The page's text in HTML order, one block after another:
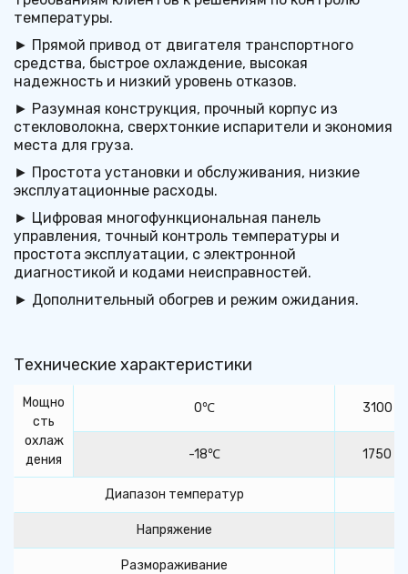
температуры.
► Прямой привод от двигателя транспортного
средства, быстрое охлаждение, высокая
надежность и низкий уровень отказов.
► Разумная конструкция, прочный корпус из
стекловолокна, сверхтонкие испарители и экономия
места для груза.
► Простота установки и обслуживания, низкие
эксплуатационные расходы.
► Цифровая многофункциональная панель
управления, точный контроль температуры и
простота эксплуатации, с электронной
диагностикой и кодами неисправностей.
► Дополнительный обогрев и режим ожидания.
Технические характеристики
Мощно
сть
охлаж
дения
0℃ 3100
-18℃ 1750
Диапазон температур
Напряжение
Размораживание